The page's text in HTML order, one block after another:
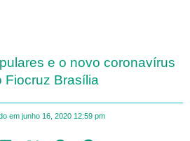
e o novo coronavírus
Fiocruz Brasília
em junho 16, 2020 12:59 pm